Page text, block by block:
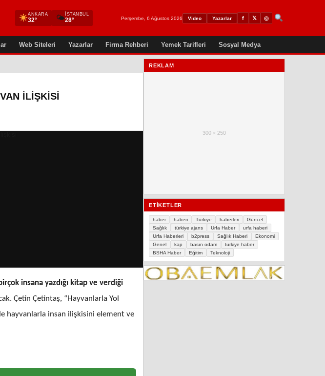
ANKARA
32° 🌤 İSTANBUL
28° Perşembe, 6 Ağustos 2026 Video Yazarlar f 𝕏 ◎
Web Siteleri Yazarlar Firma Rehberi Yemek Tarifleri Sosyal Medya
ILIŞKISI
insana yazdığı kitap ve verdiği
Çetin Çetintaş, “Hayvanlarla Yol
hayvanlarla insan ilişkisini element ve
REKLAM
300 × 250
ETIKETLER
haber haberi Türkiye haberleri
Güncel
Sağlık
türkiye ajans Urfa Haber
urfa haberi
Urfa Haberleri
b2press Sağlık Haberi
Ekonomi
Genel
kap basın odam
turkiye haber
BSHA Haber
Eğitim Teknoloji